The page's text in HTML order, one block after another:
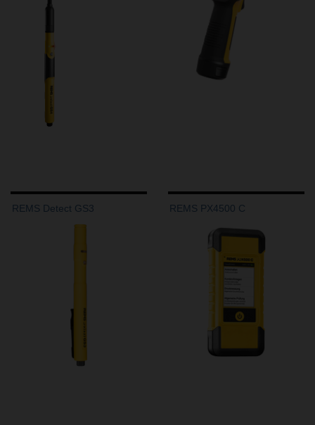
REMS Detect GS3 REMS PX4500 C